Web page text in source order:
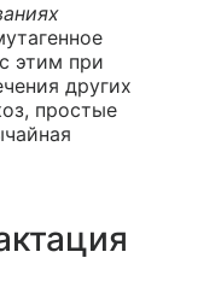
этим при
других
простые